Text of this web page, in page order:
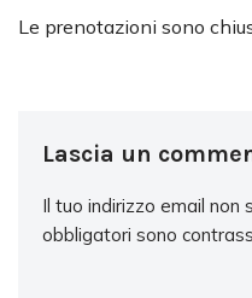
Le prenotazioni sono
Lascia un
Il tuo indirizzo email non
obbligatori sono